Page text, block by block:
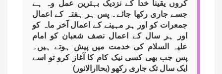
کروں یقینا خدا کے نزدیک بہترین عمل وہ ہے
جسے جاری رکھا جائے۔ پس ہر ہفتہ کے اعمال
جمعرات کو اور ہر مہینے کے اعمال آخر ماہ کو
اور ہر سال کے اعمال نصف شعبان کو امام
علیہ السلام کی خدمت میں پیش ہوتے ہیں۔
پس جب بھی کسی نیک کام کا آغاز کرو تو اسے
ایک سال تک جاری رکھو (بحاارالانور)